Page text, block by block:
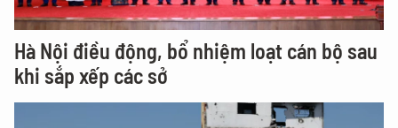
Hà Nội điều động, bổ nhiệm loạt cán bộ sau
khi sắp xếp các sở